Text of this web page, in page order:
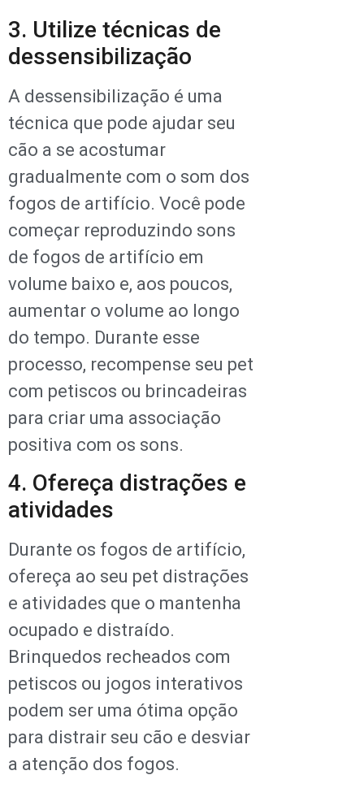
3. Utilize técnicas de
dessensibilização
A dessensibilização é uma
técnica que pode ajudar seu
cão a se acostumar
gradualmente com o som dos
fogos de artifício. Você pode
começar reproduzindo sons
de fogos de artifício em
volume baixo e, aos poucos,
aumentar o volume ao longo
do tempo. Durante esse
processo, recompense seu pet
com petiscos ou brincadeiras
para criar uma associação
positiva com os sons.
4. Ofereça distrações e
atividades
Durante os fogos de artifício,
ofereça ao seu pet distrações
e atividades que o mantenha
ocupado e distraído.
Brinquedos recheados com
petiscos ou jogos interativos
podem ser uma ótima opção
para distrair seu cão e desviar
a atenção dos fogos.